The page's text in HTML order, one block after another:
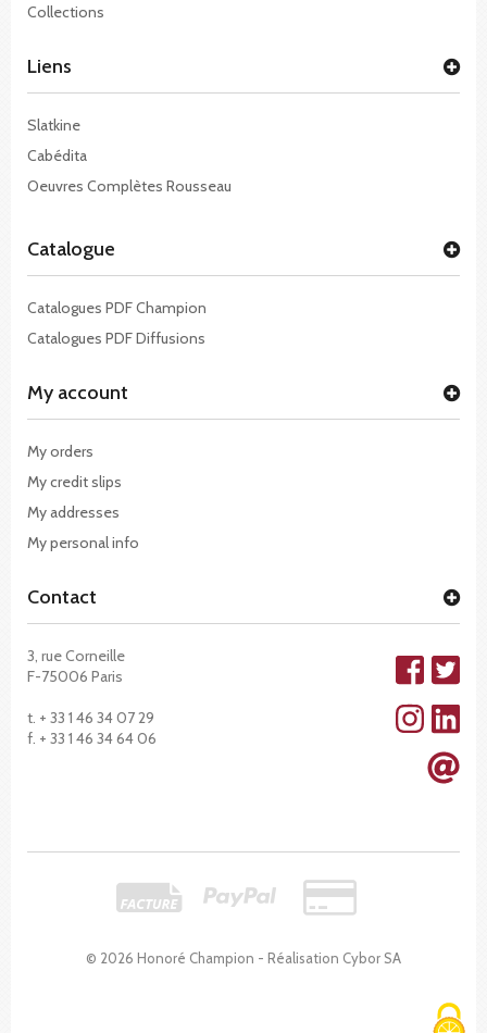
Collections
© 2026 Honoré Champion - Réalisation Cybor SA
Liens
Slatkine
Cabédita
Oeuvres Complètes Rousseau
Catalogue
Catalogues PDF Champion
Catalogues PDF Diffusions
My account
My orders
My credit slips
My addresses
My personal info
Contact
3, rue Corneille
F-75006 Paris
t. + 33 1 46 34 07 29
f. + 33 1 46 34 64 06